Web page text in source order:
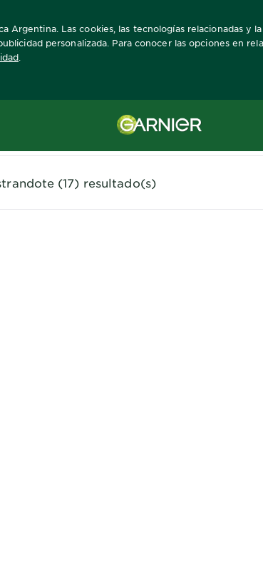
Argentina. Las cookies, las tecnologías relacionadas y la
personalizada. Para conocer las opciones en
Piel Normal
(17) resultado(s)